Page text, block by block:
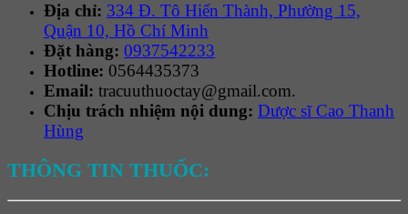
Địa chỉ: 334 Đ. Tô Hiến Thành, Phường 15,
Quận 10, Hồ Chí Minh
Đặt hàng: 0937542233
Hotline: 0564435373
Email: tracuuthuoctay@gmail.com.
Chịu trách nhiệm nội dung: Dược sĩ Cao Thanh
Hùng
THÔNG TIN THUỐC: